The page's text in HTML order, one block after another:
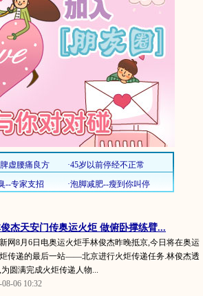
杰天安门传奥运火炬 做俯卧撑练臂...
网8月6日电奥运火炬手林俊杰昨晚抵京,今日将在奥运
传递的最后一站——北京进行火炬传递任务.林俊杰透
为圆满完成火炬传递人物...
08-06 10:32